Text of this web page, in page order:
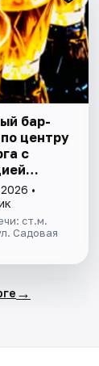
бар-
центру
с
настоек
•
ст.м.
Садовая
→